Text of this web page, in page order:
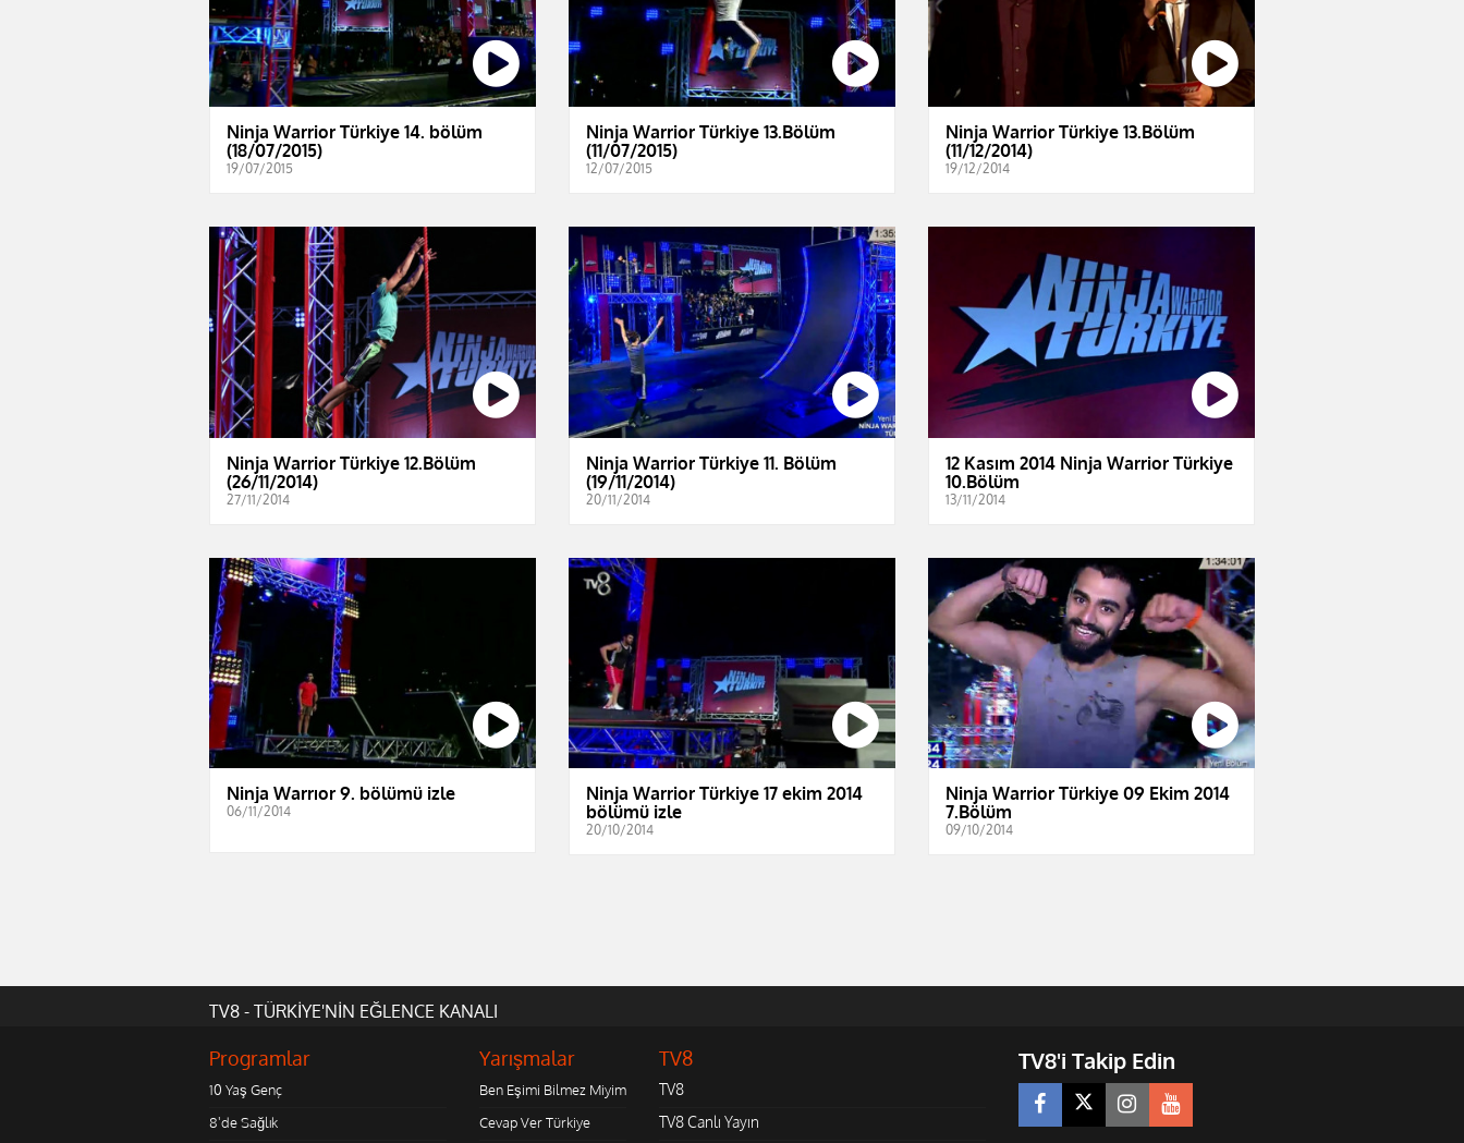
Ninja Warrior Türkiye 14. bölüm
(18/07/2015)
19/07/2015
Ninja Warrior Türkiye 13.Bölüm
(11/07/2015)
12/07/2015
Ninja Warrior Türkiye 13.Bölüm
(11/12/2014)
19/12/2014
Ninja Warrior Türkiye 12.Bölüm
(26/11/2014)
27/11/2014
Ninja Warrior Türkiye 11. Bölüm
(19/11/2014)
20/11/2014
12 Kasım 2014 Ninja Warrior Türkiye
10.Bölüm
13/11/2014
Ninja Warrıor 9. bölümü izle
06/11/2014
Ninja Warrior Türkiye 17 ekim 2014
bölümü izle
20/10/2014
Ninja Warrior Türkiye 09 Ekim 2014
7.Bölüm
09/10/2014
TV8 - TÜRKİYE'NİN EĞLENCE KANALI
Programlar
10 Yaş Genç
8'de Sağlık
Yarışmalar
Ben Eşimi Bilmez Miyim
Cevap Ver Türkiye
TV8
TV8
TV8 Canlı Yayın
TV8'i Takip Edin